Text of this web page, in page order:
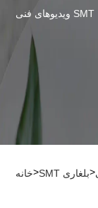
ویدیوهای فنی SMT
خانه> SMT بلغاری>